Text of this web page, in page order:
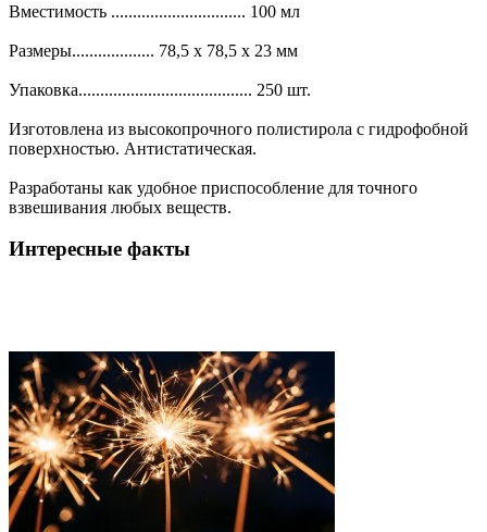
Вместимость ............................... 100 мл
Размеры................... 78,5 х 78,5 х 23 мм
Упаковка........................................ 250 шт.
Изготовлена из высокопрочного полистирола с гидрофобной
поверхностью. Антистатическая.
Разработаны как удобное приспособление для точного
взвешивания любых веществ.
Интересные факты